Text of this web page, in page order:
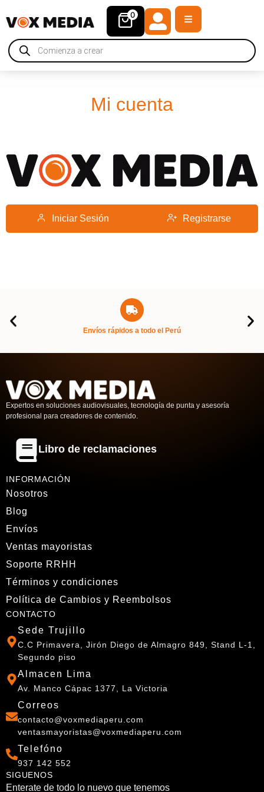
0
Mi cuenta
Iniciar Sesión Registrarse
Envíos rápidos a todo el Perú
Expertos en soluciones audiovisuales, tecnología de punta y asesoría
profesional para creadores de contenido.
Libro de reclamaciones
INFORMACIÓN
Nosotros
Blog
Envíos
Ventas mayoristas
Soporte RRHH
Términos y condiciones
Política de Cambios y Reembolsos
CONTACTO
Sede Trujillo
C.C Primavera, Jirón Diego de Almagro 849, Stand L-1,
Segundo piso
Almacen Lima
Av. Manco Cápac 1377, La Victoria
Correos
contacto@voxmediaperu.com
ventasmayoristas@voxmediaperu.com
Telefóno
937 142 552
SIGUENOS
Enterate de todo lo nuevo que tenemos